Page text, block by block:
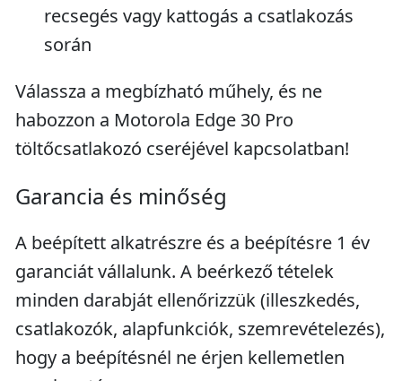
recsegés vagy kattogás a csatlakozás
során
Válassza a megbízható műhely, és ne
habozzon a Motorola Edge 30 Pro
töltőcsatlakozó cseréjével kapcsolatban!
Garancia és minőség
A beépített alkatrészre és a beépítésre 1 év
garanciát vállalunk. A beérkező tételek
minden darabját ellenőrizzük (illeszkedés,
csatlakozók, alapfunkciók, szemrevételezés),
hogy a beépítésnél ne érjen kellemetlen